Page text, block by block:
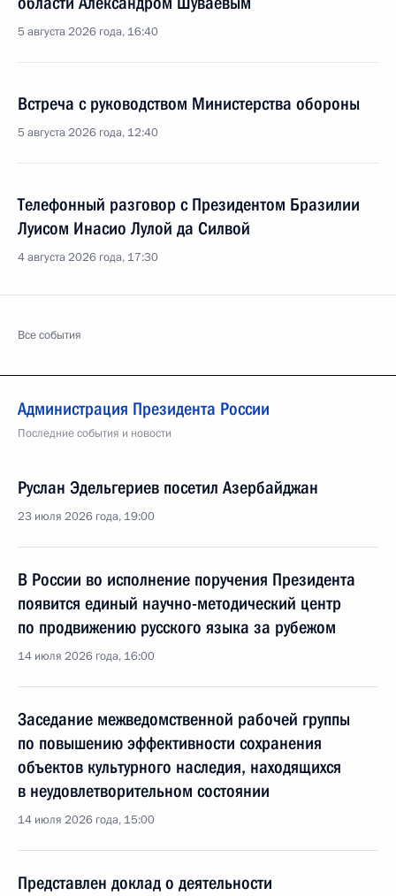
5 августа 2026 года, 16:40
Встреча с руководством Министерства обороны
5 августа 2026 года, 12:40
Телефонный разговор с Президентом Бразилии
Луисом Инасио Лулой да Силвой
4 августа 2026 года, 17:30
Все события
Администрация Президента России
Последние события и новости
Руслан Эдельгериев посетил Азербайджан
23 июля 2026 года, 19:00
В России во исполнение поручения Президента
появится единый научно-методический центр
по продвижению русского языка за рубежом
14 июля 2026 года, 16:00
Заседание межведомственной рабочей группы
по повышению эффективности сохранения
объектов культурного наследия, находящихся
в неудовлетворительном состоянии
14 июля 2026 года, 15:00
Представлен доклад о деятельности